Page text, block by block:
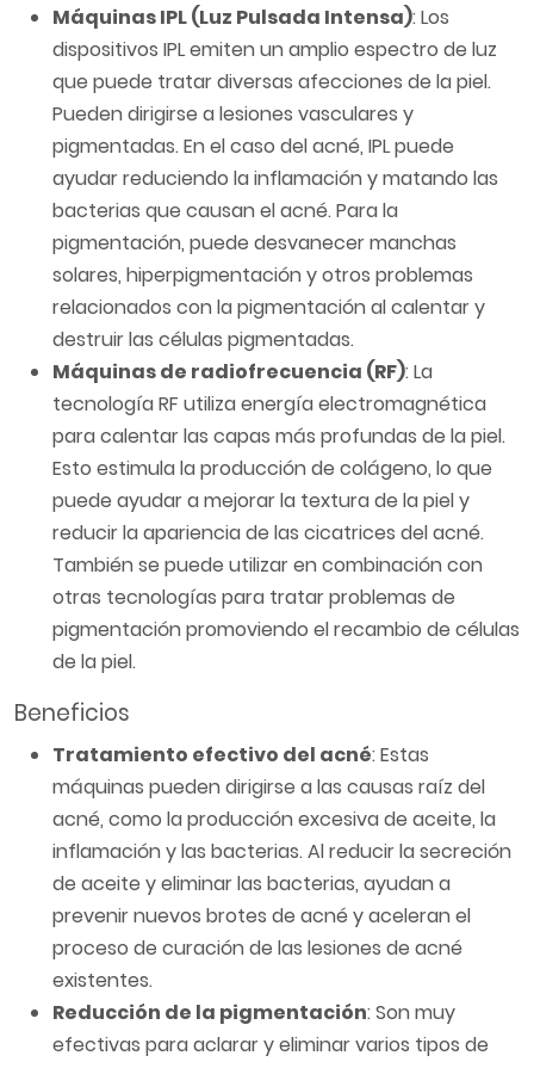
Máquinas IPL (Luz Pulsada Intensa): Los
dispositivos IPL emiten un amplio espectro de luz
que puede tratar diversas afecciones de la piel.
Pueden dirigirse a lesiones vasculares y
pigmentadas. En el caso del acné, IPL puede
ayudar reduciendo la inflamación y matando las
bacterias que causan el acné. Para la
pigmentación, puede desvanecer manchas
solares, hiperpigmentación y otros problemas
relacionados con la pigmentación al calentar y
destruir las células pigmentadas.
Máquinas de radiofrecuencia (RF): La
tecnología RF utiliza energía electromagnética
para calentar las capas más profundas de la piel.
Esto estimula la producción de colágeno, lo que
puede ayudar a mejorar la textura de la piel y
reducir la apariencia de las cicatrices del acné.
También se puede utilizar en combinación con
otras tecnologías para tratar problemas de
pigmentación promoviendo el recambio de células
de la piel.
Beneficios
Tratamiento efectivo del acné: Estas
máquinas pueden dirigirse a las causas raíz del
acné, como la producción excesiva de aceite, la
inflamación y las bacterias. Al reducir la secreción
de aceite y eliminar las bacterias, ayudan a
prevenir nuevos brotes de acné y aceleran el
proceso de curación de las lesiones de acné
existentes.
Reducción de la pigmentación: Son muy
efectivas para aclarar y eliminar varios tipos de